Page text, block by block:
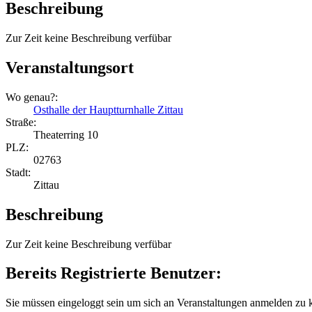
Beschreibung
Zur Zeit keine Beschreibung verfübar
Veranstaltungsort
Wo genau?:
Osthalle der Hauptturnhalle Zittau
Straße:
Theaterring 10
PLZ:
02763
Stadt:
Zittau
Beschreibung
Zur Zeit keine Beschreibung verfübar
Bereits Registrierte Benutzer:
Sie müssen eingeloggt sein um sich an Veranstaltungen anmelden zu